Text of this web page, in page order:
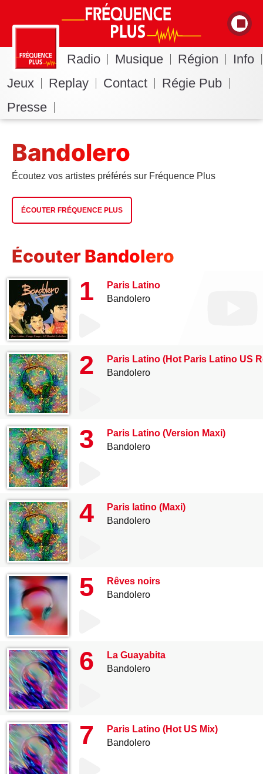
Radio Musique Région
Info
Jeux
Replay Contact
Régie Pub
Presse
Bandolero
Écoutez vos artistes préférés sur Fréquence Plus
ÉCOUTER FRÉQUENCE PLUS
Écouter Bandolero
1
Paris Latino
Bandolero
2
Paris Latino (Hot Paris Latino US
Bandolero
3
Paris Latino (Version Maxi)
Bandolero
4
Paris latino (Maxi)
Bandolero
5
Rêves noirs
Bandolero
6
La Guayabita
Bandolero
7
Paris Latino (Hot US Mix)
Bandolero